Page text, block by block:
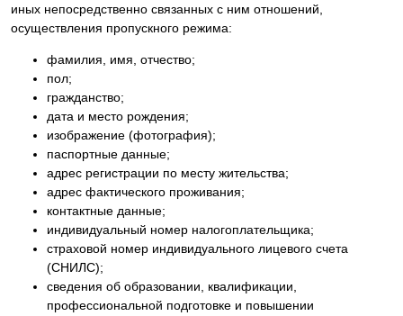
иных непосредственно связанных с ним отношений,
осуществления пропускного режима:
фамилия, имя, отчество;
пол;
гражданство;
дата и место рождения;
изображение (фотография);
паспортные данные;
адрес регистрации по месту жительства;
адрес фактического проживания;
контактные данные;
индивидуальный номер налогоплательщика;
страховой номер индивидуального лицевого счета
(СНИЛС);
сведения об образовании, квалификации,
профессиональной подготовке и повышении